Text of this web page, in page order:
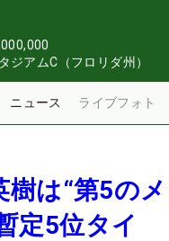
ジアムC（フロリダ州）
ニュース ライブフォト
樹は“第5の
定5位タイ